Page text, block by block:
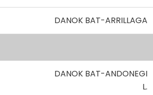
DANOK BAT-ARRILLAGA
DANOK BAT-ANDONEGI
L.